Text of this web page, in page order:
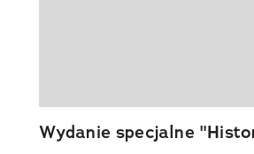
Wydanie specjalne